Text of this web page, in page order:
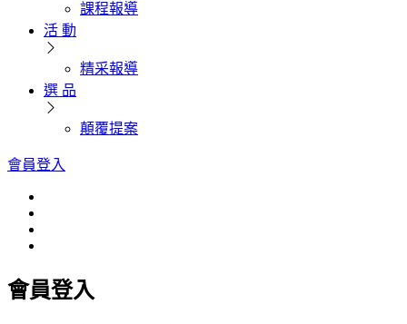
課程報導
活 動
精采報導
選 品
顛覆提案
會員登入
會員登入